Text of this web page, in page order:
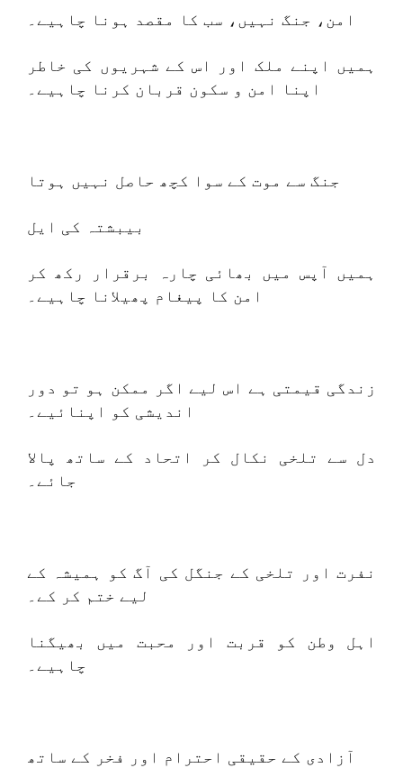
امن، جنگ نہیں، سب کا مقصد ہونا چاہیے۔
ہمیں اپنے ملک اور اس کے شہریوں کی خاطر
اپنا امن و سکون قربان کرنا چاہیے۔
جنگ سے موت کے سوا کچھ حاصل نہیں ہوتا
بیبشتہ کی ایل
ہمیں آپس میں بھائی چارہ برقرار رکھ کر
امن کا پیغام پھیلانا چاہیے۔
زندگی قیمتی ہے اس لیے اگر ممکن ہو تو دور
اندیشی کو اپنائیے۔
دل سے تلخی نکال کر اتحاد کے ساتھ پالا
جائے۔
نفرت اور تلخی کے جنگل کی آگ کو ہمیشہ کے
لیے ختم کر کے۔
اہل وطن کو قربت اور محبت میں بھیگنا
چاہیے۔
آزادی کے حقیقی احترام اور فخر کے ساتھ